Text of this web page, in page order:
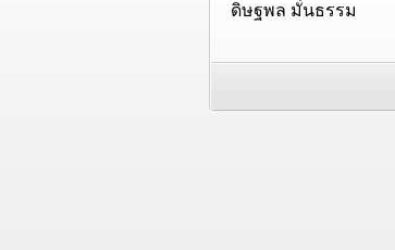
ดิษฐพล มั่นธรรม